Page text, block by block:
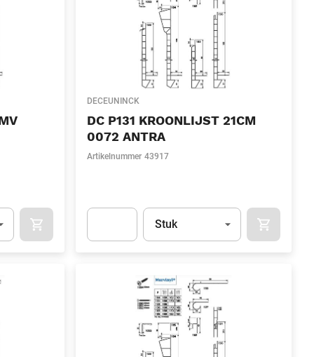
APOK.CATEGORY.PRODUCTS.CART.ADDTOCART
DECEUNINCK
DC P131 KROONLIJST 21CM
0072 ANTRA
Artikelnummer 43917
Eenheid
Stuk